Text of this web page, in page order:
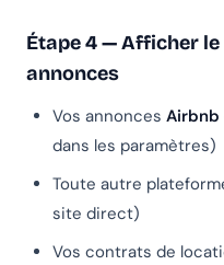
Étape 4 — Afficher
annonces
Vos annonces Airbnb
dans les paramètres)
Toute autre
site direct)
Vos contrats de